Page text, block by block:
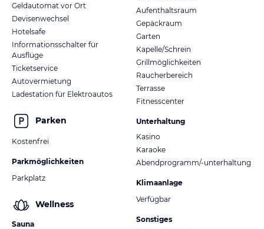
Geldautomat vor Ort
Devisenwechsel
Hotelsafe
Informationsschalter für
Ausflüge
Ticketservice
Autovermietung
Ladestation für Elektroautos
Parken
Kostenfrei
Parkmöglichkeiten
Parkplatz
Wellness
Sauna
Aufenthaltsraum
Gepäckraum
Garten
Kapelle/Schrein
Grillmöglichkeiten
Raucherbereich
Terrasse
Fitnesscenter
Unterhaltung
Kasino
Karaoke
Abendprogramm/-unterhaltung
Klimaanlage
Verfügbar
Sonstiges